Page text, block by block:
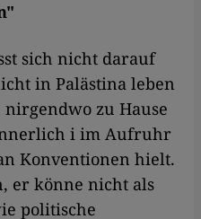
sich nicht darauf
in Palästina leben
zu Hause
i im Aufruhr
Konventionen hielt.
er könne nicht als
politische